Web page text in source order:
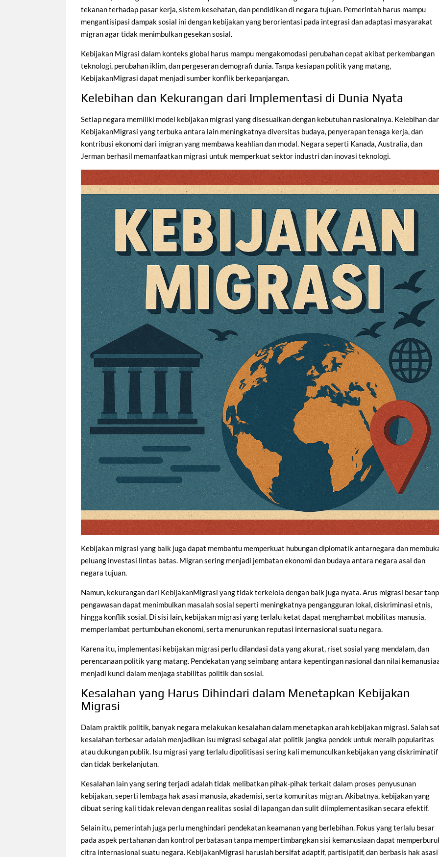
tekanan terhadap pasar kerja, sistem kesehatan, dan pendidikan di negara tujuan. Pemerintah harus mampu
mengantisipasi dampak sosial ini dengan kebijakan yang berorientasi pada integrasi dan adaptasi masyarakat
migran agar tidak menimbulkan gesekan sosial.
Kebijakan Migrasi dalam konteks global harus mampu mengakomodasi perubahan cepat akibat perkembangan
teknologi, perubahan iklim, dan pergeseran demografi dunia. Tanpa kesiapan politik yang matang,
KebijakanMigrasi dapat menjadi sumber konflik berkepanjangan.
Kelebihan dan Kekurangan dari Implementasi di Dunia Nyata
Setiap negara memiliki model kebijakan migrasi yang disesuaikan dengan kebutuhan nasionalnya. Kelebihan
KebijakanMigrasi yang terbuka antara lain meningkatnya diversitas budaya, penyerapan tenaga kerja, dan
kontribusi ekonomi dari imigran yang membawa keahlian dan modal. Negara seperti Kanada, Australia, dan
Jerman berhasil memanfaatkan migrasi untuk memperkuat sektor industri dan inovasi teknologi.
Kebijakan migrasi yang baik juga dapat membantu memperkuat hubungan diplomatik antarnegara dan
peluang investasi lintas batas. Migran sering menjadi jembatan ekonomi dan budaya antara negara asal dan
negara tujuan.
Namun, kekurangan dari KebijakanMigrasi yang tidak terkelola dengan baik juga nyata. Arus migrasi besar
pengawasan dapat menimbulkan masalah sosial seperti meningkatnya pengangguran lokal, diskriminasi etnis,
hingga konflik sosial. Di sisi lain, kebijakan migrasi yang terlalu ketat dapat menghambat mobilitas manusia,
memperlambat pertumbuhan ekonomi, serta menurunkan reputasi internasional suatu negara.
Karena itu, implementasi kebijakan migrasi perlu dilandasi data yang akurat, riset sosial yang mendalam, dan
perencanaan politik yang matang. Pendekatan yang seimbang antara kepentingan nasional dan nilai
menjadi kunci dalam menjaga stabilitas politik dan sosial.
Kesalahan yang Harus Dihindari dalam Menetapkan Kebijakan
Migrasi
Dalam praktik politik, banyak negara melakukan kesalahan dalam menetapkan arah kebijakan migrasi. Salah
kesalahan terbesar adalah menjadikan isu migrasi sebagai alat politik jangka pendek untuk meraih popularitas
atau dukungan publik. Isu migrasi yang terlalu dipolitisasi sering kali memunculkan kebijakan yang diskriminatif
dan tidak berkelanjutan.
Kesalahan lain yang sering terjadi adalah tidak melibatkan pihak-pihak terkait dalam proses penyusunan
kebijakan, seperti lembaga hak asasi manusia, akademisi, serta komunitas migran. Akibatnya, kebijakan yang
dibuat sering kali tidak relevan dengan realitas sosial di lapangan dan sulit diimplementasikan secara efektif.
Selain itu, pemerintah juga perlu menghindari pendekatan keamanan yang berlebihan. Fokus yang terlalu besar
pada aspek pertahanan dan kontrol perbatasan tanpa mempertimbangkan sisi kemanusiaan dapat
citra internasional suatu negara. KebijakanMigrasi haruslah bersifat adaptif, partisipatif, dan berbasis hak asasi